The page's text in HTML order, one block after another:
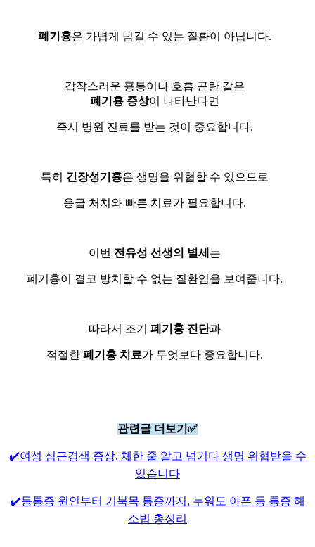
폐기흉은 가볍게 넘길 수 있는 질환이 아닙니다.
갑작스러운 흉통이나 호흡 곤란 같은
폐기흉 증상이 나타난다면
즉시 병원 진료를 받는 것이 중요합니다.
특히 긴장성기흉은 생명을 위협할 수 있으므로
응급 처치와 빠른 치료가 필요합니다.
이번 전유성 선생의 별세 는
폐기흉이 결코 방치할 수 없는 질환임을 보여줍니다.
따라서 조기 폐기흉 진단과
적절한 폐기흉 치료가 무엇보다 중요합니다.
관련글 더보기✅
✔️여성 심근경색 증상, 체한 줄 알고 넘기다 생명 위협받을 수
있습니다
✔️등통증 원인부터 거북목 통증까지, 누워도 아픈 등 통증 해
소법 총정리